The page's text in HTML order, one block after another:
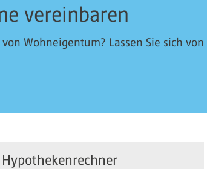
vereinbaren
Wohneigentum? Lassen Sie sich von
Hypothekenrechner